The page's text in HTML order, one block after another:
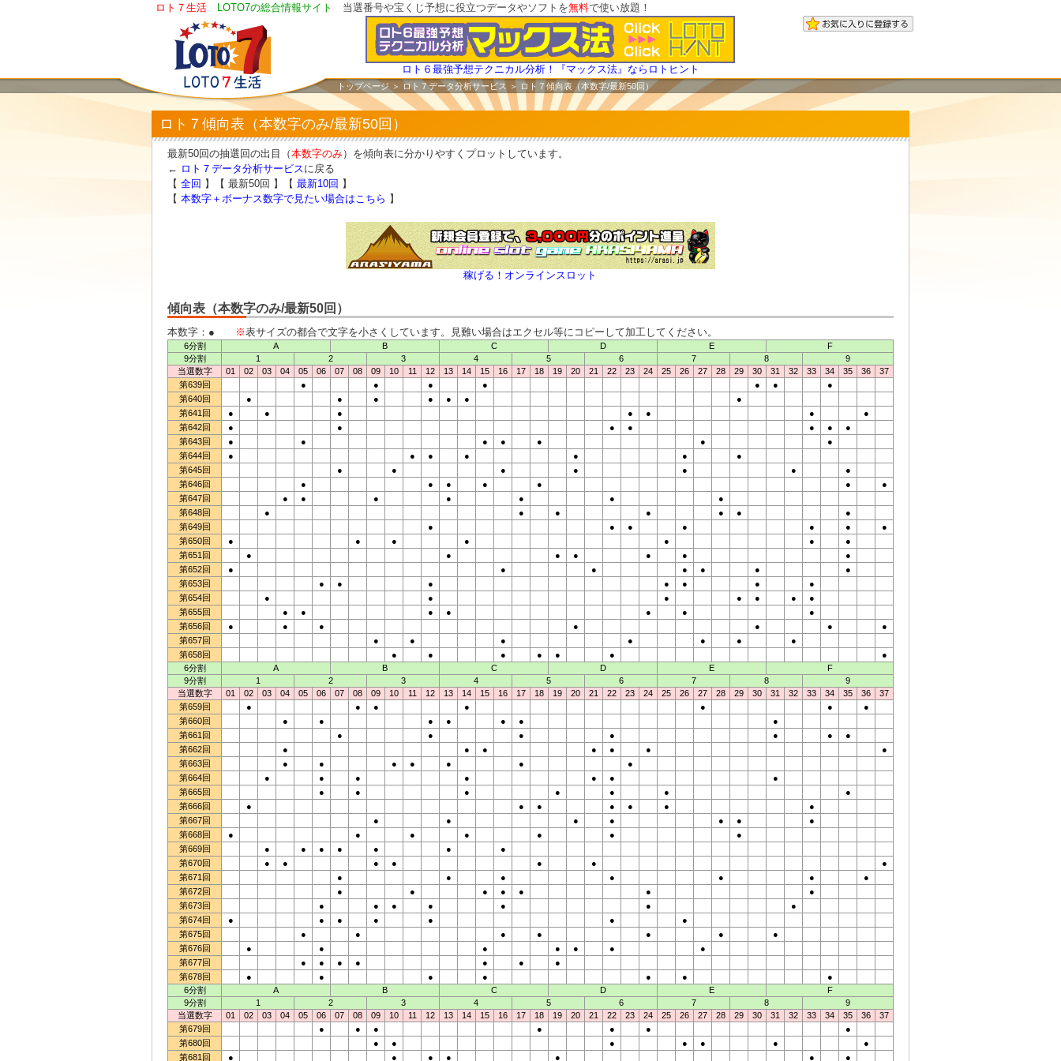
ロト７生活 LOTO7の総合情報サイト 当選番号や宝くじ予想に役立つデータやソフトを無料で使い放題！
ロト６最強予想テクニカル分析！『マックス法』ならロトヒント
トップページ ＞ ロト７データ分析サービス ＞ ロト７傾向表（本数字/最新50回）
ロト７傾向表（本数字のみ/最新50回）
最新50回の抽選回の出目（本数字のみ）を傾向表に分かりやすくプロットしています。
← ロト７データ分析サービスに戻る
【 全回 】【 最新50回 】【 最新10回 】
【 本数字＋ボーナス数字で見たい場合はこちら 】
稼げる！オンラインスロット
傾向表（本数字のみ/最新50回）
本数字：● ※表サイズの都合で文字を小さくしています。見難い場合はエクセル等にコピーして加工してください。
6分割 A B C D E
F
9分割
1 2 3 4 5 6 7 8
9
当選数字
01 02 03 04 05 06 07 08 09 10 11 12 13 14 15 16 17 18 19 20 21 22 23 24 25 26 27 28 29 30 31 32 33 34 35 36
37
第639回
● ● ● ● ● ●
●
第640回
● ● ● ● ● ●
●
第641回
● ● ● ● ● ●
●
第642回
● ● ● ● ● ●
●
第643回
● ● ● ● ● ●
●
第644回
● ● ● ● ● ●
●
第645回
● ● ● ● ● ●
●
第646回
● ● ● ● ● ●
●
第647回
● ● ● ● ● ●
●
第648回
● ● ● ● ● ●
●
第649回
● ● ● ● ● ●
●
第650回
● ● ● ● ● ●
●
第651回
● ● ● ● ● ●
●
第652回
● ● ● ● ● ●
●
第653回
● ● ● ● ● ●
●
第654回
● ● ● ● ● ●
●
第655回
● ● ● ● ● ●
●
第656回
● ● ● ● ● ●
●
第657回
● ● ● ● ● ●
●
第658回
● ● ● ● ● ●
●
6分割
A B C D E
F
9分割
1 2 3 4 5 6 7 8
9
当選数字
01 02 03 04 05 06 07 08 09 10 11 12 13 14 15 16 17 18 19 20 21 22 23 24 25 26 27 28 29 30 31 32 33 34 35 36
37
第659回
● ● ● ● ● ●
●
第660回
● ● ● ● ● ●
●
第661回
● ● ● ● ● ●
●
第662回
● ● ● ● ● ●
●
第663回
● ● ● ● ● ●
●
第664回
● ● ● ● ● ●
●
第665回
● ● ● ● ● ●
●
第666回
● ● ● ● ● ●
●
第667回
● ● ● ● ● ●
●
第668回
● ● ● ● ● ●
●
第669回
● ● ● ● ● ●
●
第670回
● ● ● ● ● ●
●
第671回
● ● ● ● ● ●
●
第672回
● ● ● ● ● ●
●
第673回
● ● ● ● ● ●
●
第674回
● ● ● ● ● ●
●
第675回
● ● ● ● ● ●
●
第676回
● ● ● ● ● ●
●
第677回
● ● ● ● ● ●
●
第678回
● ● ● ● ● ●
●
6分割
A B C D E
F
9分割
1 2 3 4 5 6 7 8
9
当選数字
01 02 03 04 05 06 07 08 09 10 11 12 13 14 15 16 17 18 19 20 21 22 23 24 25 26 27 28 29 30 31 32 33 34 35 36
37
第679回
● ● ● ● ● ●
●
第680回
● ● ● ● ● ●
●
第681回
● ● ● ● ● ● ●